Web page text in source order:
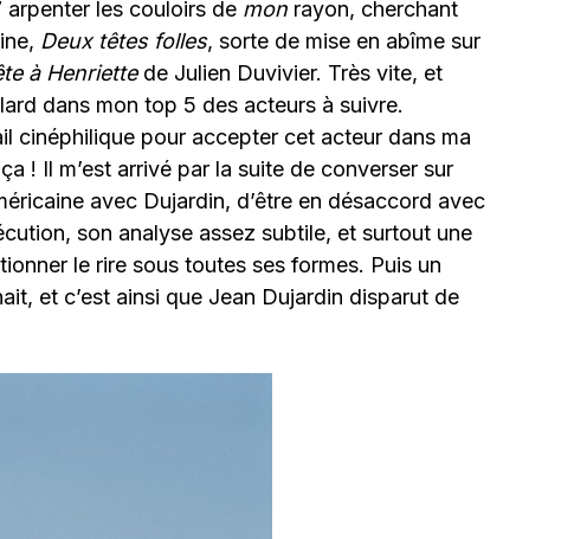
arpenter les couloirs de mon rayon, cherchant
Deux têtes folles, sorte de mise en abîme sur
à Henriettede Julien Duvivier. Très vite, et
dans mon top 5 des acteurs à suivre.
cinéphilique pour accepter cet acteur dans ma
! Il m’est arrivé par la suite de converser sur
avec Dujardin, d’être en désaccord avec
son analyse assez subtile, et surtout une
le rire sous toutes ses formes. Puis un
et c’est ainsi que Jean Dujardin disparut de